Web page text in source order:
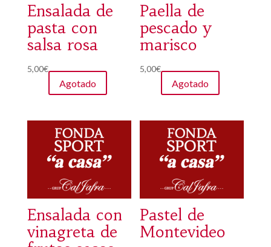
Ensalada de
pasta con
salsa rosa
5,00€
Agotado
Paella de
pescado y
marisco
5,00€
Agotado
Ensalada con
vinagreta de
Pastel de
Montevideo